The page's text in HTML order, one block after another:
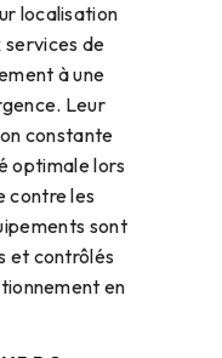
localisation
de
à une
Leur
constante
optimale lors
contre les
sont
et contrôlés
en